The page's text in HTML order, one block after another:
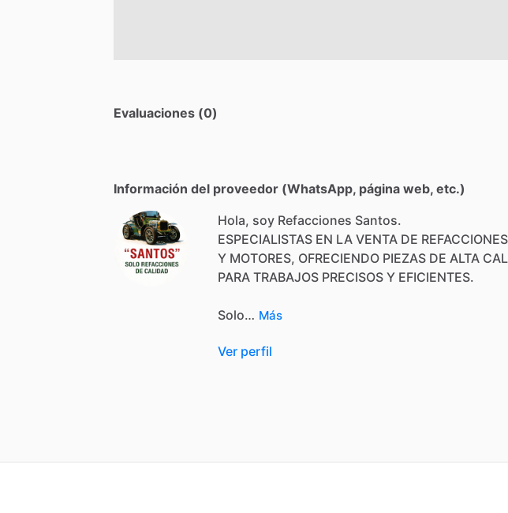
Evaluaciones (0)
Información del proveedor (WhatsApp, página web, etc.)
Hola, soy Refacciones Santos.
ESPECIALISTAS EN LA VENTA DE REFACCIONES
Y MOTORES, OFRECIENDO PIEZAS DE ALTA
PARA TRABAJOS PRECISOS Y EFICIENTES.
Solo… Más
Ver perfil